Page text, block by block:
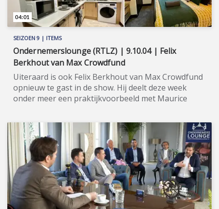
SEIZOEN 9 | ITEMS
Ondernemerslounge (RTLZ) | 9.10.04 | Felix
Berkhout van Max Crowdfund
Uiteraard is ook Felix Berkhout van Max Crowdfund
opnieuw te gast in de show. Hij deelt deze week
onder meer een praktijkvoorbeeld met Maurice
de trotse winnaar van de Cashcow Award voor het
beste crowdfundingplatform in 2022, is bezig om de
vastgoedinvesteringsmarkt open te breken. Hoe het
werkt? Max Crowdfund brengt beleggers, die
overigens al vanaf €100 kunnen investeren in
vastgoed (gebruikelijk is €100.000), én
vastgoedondernemers, die het opgehaalde geld
kunnen gebruiken voor hun project(en),
doeltreffend bij elkaar op haar geavanceerde
04:01